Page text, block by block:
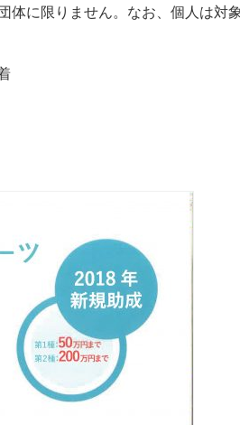
に限りません。なお、個人は対